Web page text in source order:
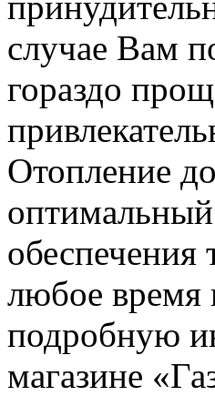
случае Вам
гораздо
Отопление
любое время
подробную
магазине